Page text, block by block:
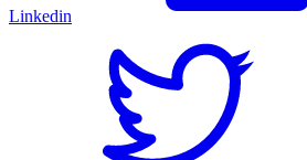
Linkedin